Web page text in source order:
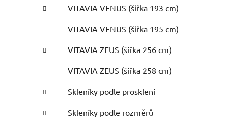
VITAVIA VENUS (šířka 193 cm)
VITAVIA VENUS (šířka 195 cm)
VITAVIA ZEUS (šířka 256 cm)
VITAVIA ZEUS (šířka 258 cm)
Skleníky podle prosklení
Skleníky podle rozměrů